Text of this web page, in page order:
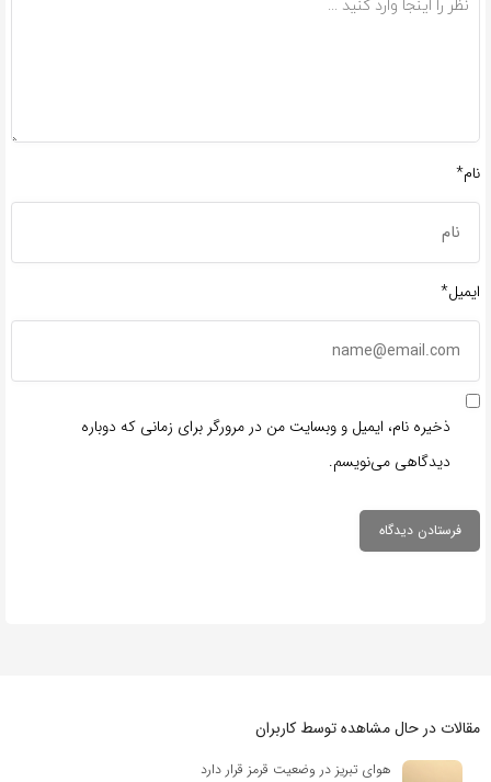
نام*
ایمیل*
ذخیره نام، ایمیل و وبسایت من در مرورگر برای زمانی که دوباره
دیدگاهی می‌نویسم.
مقالات در حال مشاهده توسط کاربران
هوای تبریز در وضعیت قرمز قرار دارد